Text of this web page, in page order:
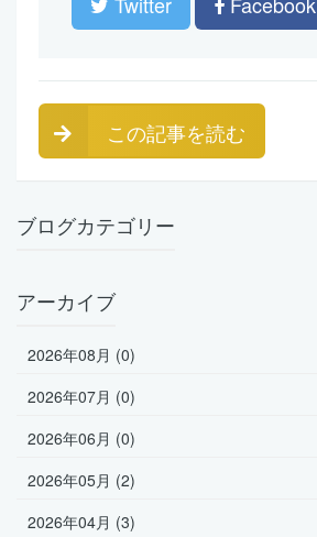
この記事を読む
ブログカテゴリー
アーカイブ
2026年08月 (0)
2026年07月 (0)
2026年06月 (0)
2026年05月 (2)
2026年04月 (3)